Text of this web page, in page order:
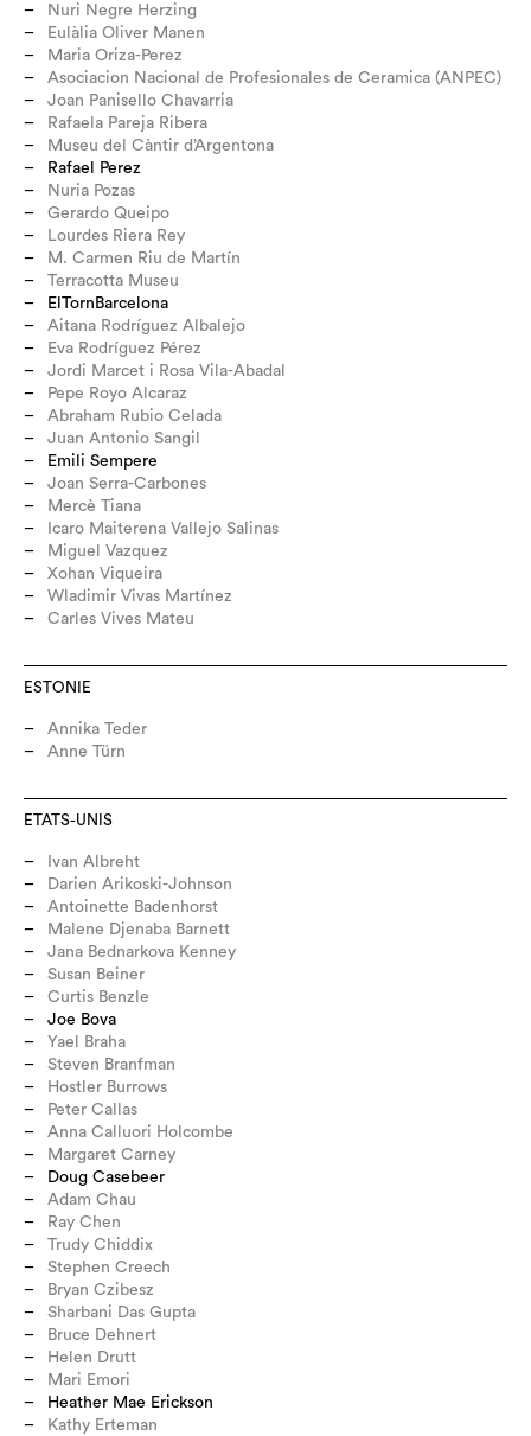
Nuri Negre Herzing
Eulàlia Oliver Manen
Maria Oriza-Perez
Asociacion Nacional de Profesionales de Ceramica (ANPEC)
Joan Panisello Chavarria
Rafaela Pareja Ribera
Museu del Càntir d’Argentona
Rafael Perez
Nuria Pozas
Gerardo Queipo
Lourdes Riera Rey
M. Carmen Riu de Martín
Terracotta Museu
ElTornBarcelona
Aitana Rodríguez Albalejo
Eva Rodríguez Pérez
Jordi Marcet i Rosa Vila-Abadal
Pepe Royo Alcaraz
Abraham Rubio Celada
Juan Antonio Sangil
Emili Sempere
Joan Serra-Carbones
Mercè Tiana
Icaro Maiterena Vallejo Salinas
Miguel Vazquez
Xohan Viqueira
Wladimir Vivas Martínez
Carles Vives Mateu
ESTONIE
Annika Teder
Anne Türn
ETATS-UNIS
Ivan Albreht
Darien Arikoski-Johnson
Antoinette Badenhorst
Malene Djenaba Barnett
Jana Bednarkova Kenney
Susan Beiner
Curtis Benzle
Joe Bova
Yael Braha
Steven Branfman
Hostler Burrows
Peter Callas
Anna Calluori Holcombe
Margaret Carney
Doug Casebeer
Adam Chau
Ray Chen
Trudy Chiddix
Stephen Creech
Bryan Czibesz
Sharbani Das Gupta
Bruce Dehnert
Helen Drutt
Mari Emori
Heather Mae Erickson
Kathy Erteman